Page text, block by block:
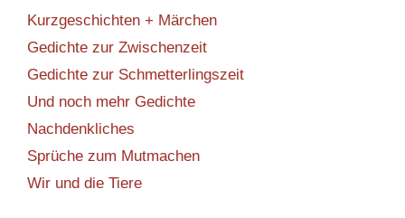
Kurzgeschichten + Märchen
Gedichte zur Zwischenzeit
Gedichte zur Schmetterlingszeit
Und noch mehr Gedichte
Nachdenkliches
Sprüche zum Mutmachen
Wir und die Tiere